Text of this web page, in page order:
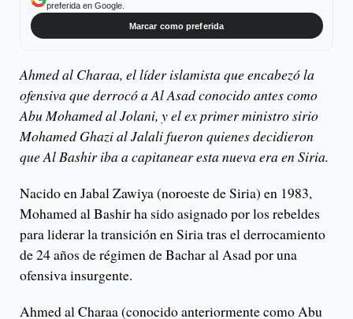
preferida en Google.
Marcar como preferida
Ahmed al Charaa, el líder islamista que encabezó la
ofensiva que derrocó a Al Asad conocido antes como
Abu Mohamed al Jolani, y el ex primer ministro sirio
Mohamed Ghazi al Jalali fueron quienes decidieron
que Al Bashir iba a capitanear esta nueva era en Siria.
Nacido en Jabal Zawiya (noroeste de Siria) en 1983,
Mohamed al Bashir ha sido asignado por los rebeldes
para liderar la transición en Siria tras el derrocamiento
de 24 años de régimen de Bachar al Asad por una
ofensiva insurgente.
Ahmed al Charaa (conocido anteriormente como Abu